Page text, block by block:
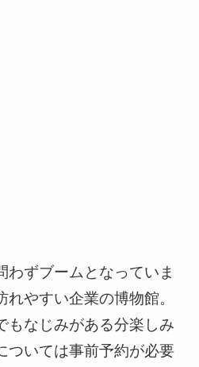
わずブームとなっていま
やすい企業の博物館。
もなじみがある分楽しみ
ついては事前予約が必要